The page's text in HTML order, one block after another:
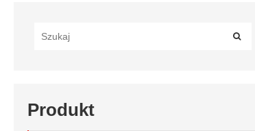
Produkt